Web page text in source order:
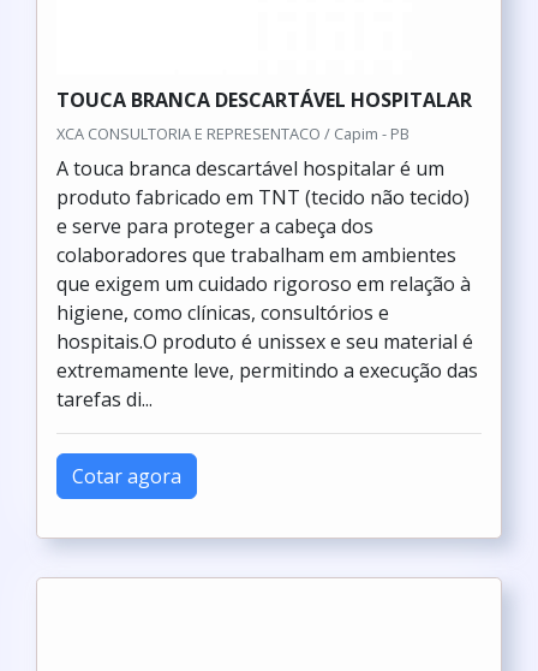
TOUCA BRANCA DESCARTÁVEL HOSPITALAR
XCA CONSULTORIA E REPRESENTACO / Capim - PB
A touca branca descartável hospitalar é um
produto fabricado em TNT (tecido não tecido)
e serve para proteger a cabeça dos
colaboradores que trabalham em ambientes
que exigem um cuidado rigoroso em relação à
higiene, como clínicas, consultórios e
hospitais.O produto é unissex e seu material é
extremamente leve, permitindo a execução das
tarefas di...
Cotar agora